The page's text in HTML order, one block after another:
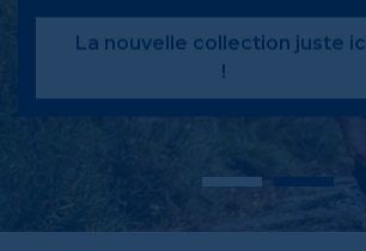
La nouvelle collection juste ici
!